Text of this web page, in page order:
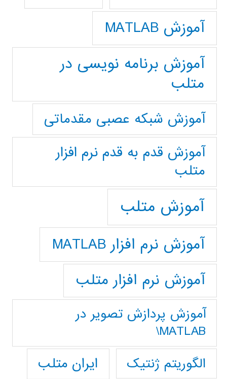
آموزش MATLAB
آموزش برنامه نویسی در
متلب
آموزش شبکه عصبی مقدماتی
آموزش قدم به قدم نرم افزار
متلب
آموزش متلب
آموزش نرم افزار MATLAB
آموزش نرم افزار متلب
آموزش پردازش تصوير در
MATLAB\
الگوریتم ژنتیک
ایران متلب